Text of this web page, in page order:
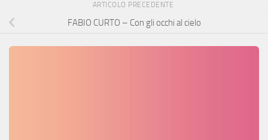
ARTICOLO PRECEDENTE
FABIO CURTO – Con gli occhi al cielo